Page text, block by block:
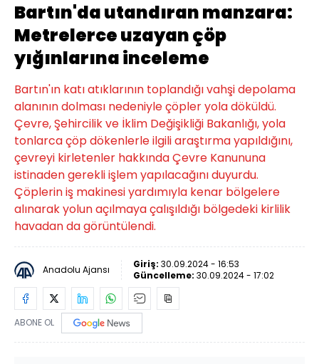
Bartın'da utandıran manzara:
Metrelerce uzayan çöp
yığınlarına inceleme
Bartın'ın katı atıklarının toplandığı vahşi depolama
alanının dolması nedeniyle çöpler yola döküldü.
Çevre, Şehircilik ve İklim Değişikliği Bakanlığı, yola
tonlarca çöp dökenlerle ilgili araştırma yapıldığını,
çevreyi kirletenler hakkında Çevre Kanununa
istinaden gerekli işlem yapılacağını duyurdu.
Çöplerin iş makinesi yardımıyla kenar bölgelere
alınarak yolun açılmaya çalışıldığı bölgedeki kirlilik
havadan da görüntülendi.
Anadolu Ajansı Giriş: 30.09.2024 - 16:53
Güncelleme: 30.09.2024 - 17:02
ABONE OL